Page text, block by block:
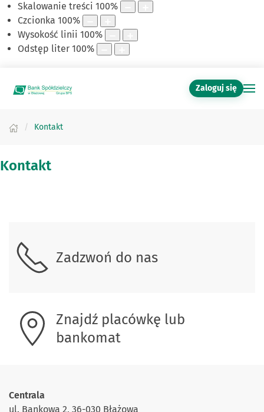
Skalowanie treści 100%
Czcionka 100%
Wysokość linii 100%
Odstęp liter 100%
Zaloguj się
Kontakt
Kontakt
Zadzwoń do nas
Znajdź placówkę lub
bankomat
Centrala
ul. Bankowa 2, 36-030 Błażowa